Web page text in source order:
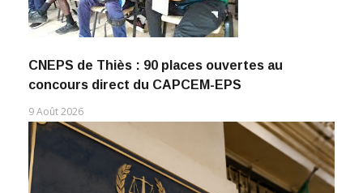
CNEPS de Thiès : 90 places ouvertes au
concours direct du CAPCEM-EPS
9 Août 2026